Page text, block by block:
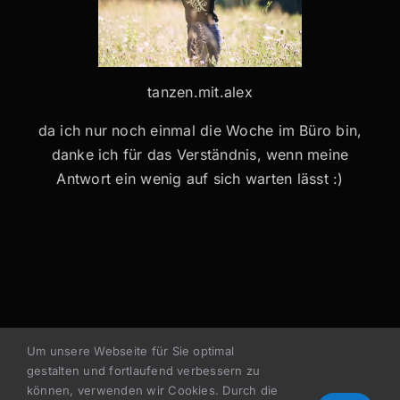
tanzen.mit.alex
da ich nur noch einmal die Woche im Büro bin,
danke ich für das Verständnis, wenn meine
Antwort ein wenig auf sich warten lässt :)
Um unsere Webseite für Sie optimal
gestalten und fortlaufend verbessern zu
können, verwenden wir Cookies. Durch die